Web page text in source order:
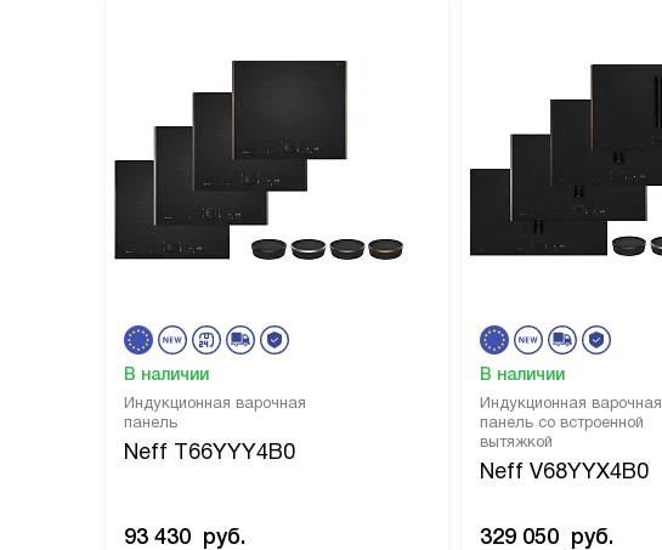
Индукционная варочная
панель
Neff T66YYY4B0
В наличии
93 430 руб.
Индукционная варочная
панель со встроенной
вытяжкой
Neff V68YYX4B0
В наличии
329 050 руб.